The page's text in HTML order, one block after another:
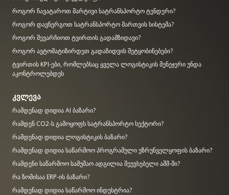
როგორ ჩავატაროთ მარტივი სატრანსპორტო ტენდერი?
როგორ დავნერგოთ სატრანსპორტო მართვის სისტემა?
როგორ შევარჩიოთ ტვირთის გადამზიდავი?
როგორ ავტომატიზირდეთ გადაზიდვის შეტყობინებები?
ტვირთის KPI-ები, რომლებსაც ყველა ლოგისტიკის მენეჯერი უნდა
აკონტროლებდეს
კვლევა
რამდენად დიდია AI ბაზარი?
რამდენ CO2-ს გამოყოფს სატრანსპორტო სექტორი?
რამდენად დიდია ლოგისტიკის ბაზარი?
რამდენად დიდია საწარმოო პროგრამული უზრუნველყოფის ბაზარი?
რამდენი საწარმოო სამუშაო ადგილია შეუვსებელი აშშ-ში?
რა ზომისაა ERP-ის ბაზარი?
რამდენად დიდია საწარმოო ინდუსტრია?